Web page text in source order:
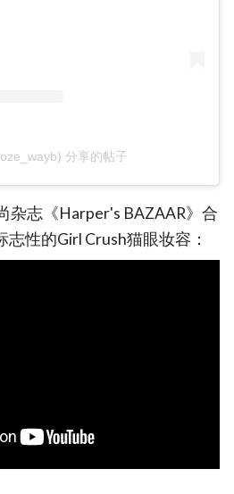
分享的帖子
杂志《Harper's BAZAAR》合
性的Girl Crush猫眼妆容：